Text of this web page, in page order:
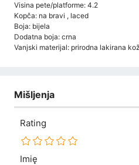
Visina pete/platforme: 4.2
Kopča: na bravi , laced
Boja: bijela
Dodatna boja: crna
Vanjski materijal: prirodna lakirana
Mišljenja
Rating
Imię